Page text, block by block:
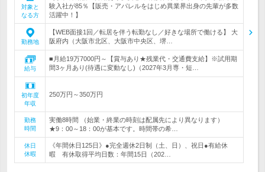
対象と
なる方
験入社が85％【販売・アパレルをはじめ異業界出身の先輩が多数
活躍中！】
勤務地
【WEB面接1回／転居を伴う転勤なし／好きな場所で働ける】 大
阪府内（大阪市北区、大阪市中央区、堺…
給与
■月給19万7000円～【賞与あり★残業代・交通費支給】※試用期
間3ヶ月あり(待遇に変動なし)（2027年3月専・短…
初年度
年収
250万円～350万円
勤務
時間
実働8時間 （始業・終業の時刻は配属先により異なります）
★9：00～18：00が基本です。時間帯の希…
休日
休暇
《年間休日125日》●完全週休2日制（土、日）、祝日●有給休
暇 有休取得平均日数：年間15日（202…